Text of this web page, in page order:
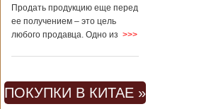
Продать продукцию еще перед
ее получением – это цель
любого продавца. Одно из >>>
ПОКУПКИ В КИТАЕ »